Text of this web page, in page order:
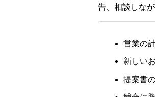
告、相談しな
営業の
新しい
提案書